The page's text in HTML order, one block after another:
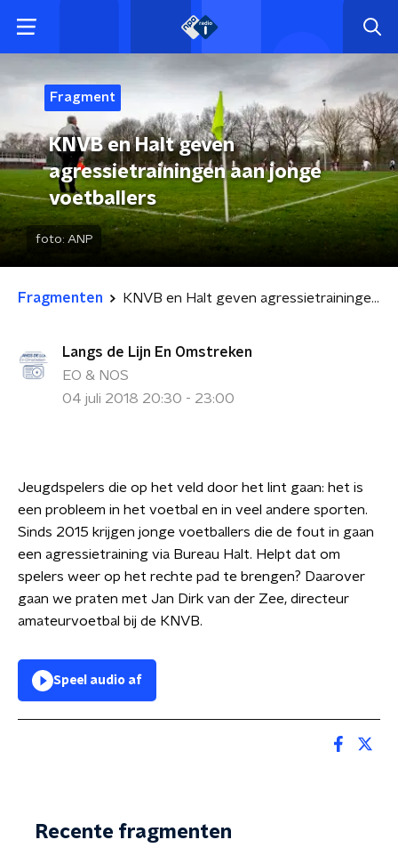
Fragment
KNVB en Halt geven
agressietrainingen aan jonge
voetballers
foto: ANP
Fragmenten KNVB en Halt geven agressietrainingen aan jonge voetballers
Langs de Lijn En Omstreken
EO & NOS
04 juli 2018 20:30 - 23:00
Jeugdspelers die op het veld door het lint gaan: het is
een probleem in het voetbal en in veel andere sporten.
Sinds 2015 krijgen jonge voetballers die de fout in gaan
een agressietraining via Bureau Halt. Helpt dat om
spelers weer op het rechte pad te brengen? Daarover
gaan we praten met Jan Dirk van der Zee, directeur
amateurvoetbal bij de KNVB.
Speel audio af
Recente fragmenten